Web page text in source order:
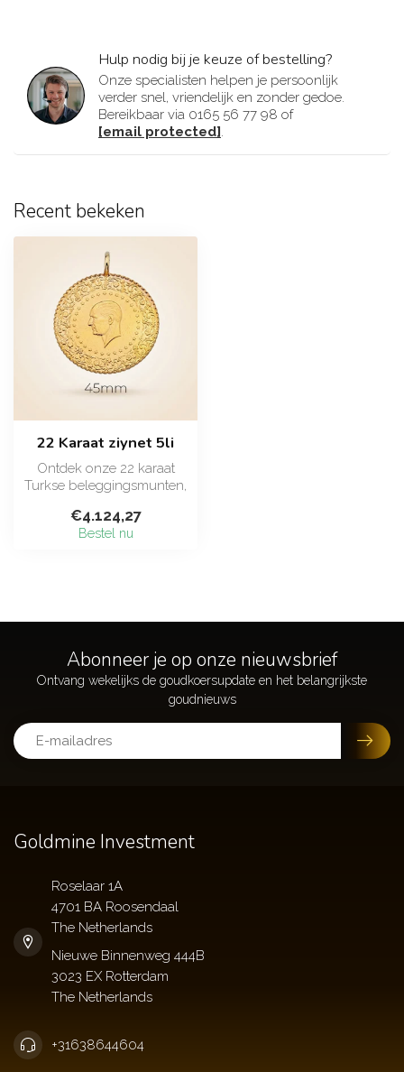
Hulp nodig bij je keuze of bestelling?
Onze specialisten helpen je persoonlijk
verder snel, vriendelijk en zonder gedoe.
Bereikbaar via 0165 56 77 98 of
[email protected].
Recent bekeken
22 Karaat ziynet 5li
Ontdek onze 22 karaat
Turkse beleggingsmunten,
formaten ...
€4.124,27
Bestel nu
Abonneer je op onze nieuwsbrief
Goldmine Investment
Roselaar 1A
4701 BA Roosendaal
The Netherlands
+31638644604